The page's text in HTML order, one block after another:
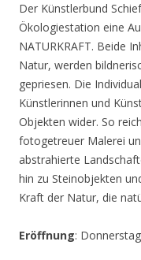
Der Künstlerbund
Ökologiestation eine
NATURKRAFT. Beide
Natur, werden
gepriesen. Die
Künstlerinnen und
Objekten wider. So
fotogetreuer Malerei
abstrahierte
hin zu Steinobjekten
Kraft der Natur, die
Eröffnung: